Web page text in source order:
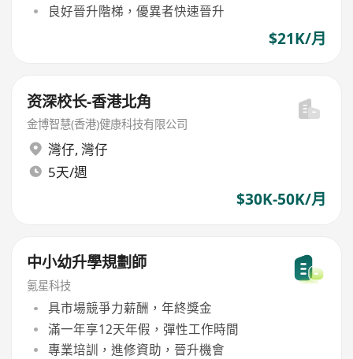
良好晉升階梯，優異者快速晉升
$21K/月
资深校长-香港北角
金博智慧(香港)健康科技有限公司
灣仔, 灣仔
5天/週
$30K-50K/月
中小幼升學規劃師
氪星科技
具市場競爭力薪酬，年終獎金
滿一年享12天年假，彈性工作時間
專業培訓，進修資助，晉升機會